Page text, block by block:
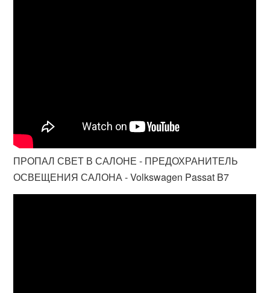
ПРОПАЛ СВЕТ В САЛОНЕ - ПРЕДОХРАНИТЕЛЬ
ОСВЕЩЕНИЯ САЛОНА - Volkswagen Passat B7